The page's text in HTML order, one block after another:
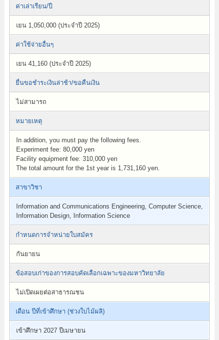
ค่าเล่าเรียน/ปี
เยน 1,050,000 (ประจำปี 2025)
ค่าใช้จ่ายอื่นๆ
เยน 41,160 (ประจำปี 2025)
ยื่นขอชำระเงินล่าช้า/ขอคืนเงิน
ไม่สามารถ
หมายเหตุ
In addition, you must pay the following fees.
Experiment fee: 80,000 yen
Facility equipment fee: 310,000 yen
The total amount for the 1st year is 1,731,160 yen.
สาขาวิชา
Information and Communications Engineering, Computer Science,
Information Design, Information Science
กำหนดการจำหน่ายใบสมัคร
กันยายน
ข้อสอบเก่าของการสอบคัดเลือกเฉพาะของมหาวิทยาลัย
ไม่เปิดเผยต่อสาธารณชน
เดือน ปีที่เข้าศึกษา (ช่วงใบไม้ผลิ)
เข้าศึกษา 2027 ปีเมษายน